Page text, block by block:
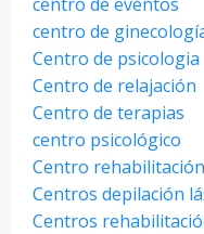
centro de
Centro de psicologia
Centro de relajación
Centro de terapias
centro psicológico
Centro
Centros depilación
Centros